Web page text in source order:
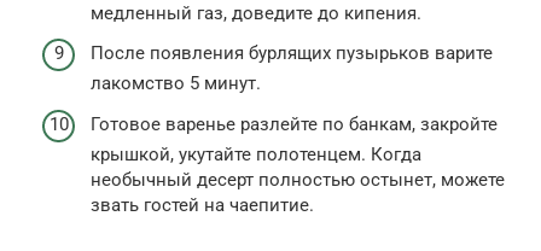
медленный газ, доведите до кипения.
После появления бурлящих пузырьков варите
лакомство 5 минут.
Готовое варенье разлейте по банкам, закройте
крышкой, укутайте полотенцем. Когда
необычный десерт полностью остынет, можете
звать гостей на чаепитие.